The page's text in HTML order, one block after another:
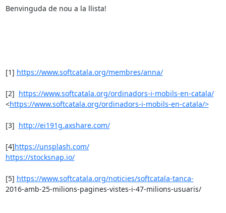
Benvinguda de nou a la llista!
[1] https://www.softcatala.org/membres/anna/
[2] https://www.softcatala.org/ordinadors-i-mobils-en-catala/
<https://www.softcatala.org/ordinadors-i-mobils-en-catala/>
[3] http://ei191g.axshare.com/
[4]https://unsplash.com/
https://stocksnap.io/
[5] https://www.softcatala.org/noticies/softcatala-tanca-
2016-amb-25-milions-pagines-vistes-i-47-milions-usuaris/